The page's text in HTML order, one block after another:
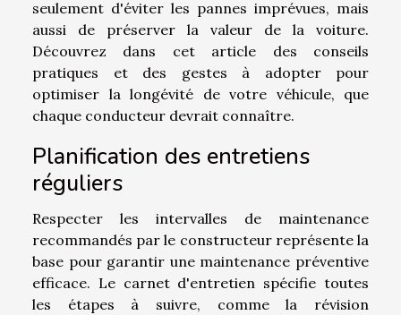
seulement d'éviter les pannes imprévues, mais
aussi de préserver la valeur de la voiture.
Découvrez dans cet article des conseils
pratiques et des gestes à adopter pour
optimiser la longévité de votre véhicule, que
chaque conducteur devrait connaître.
Planification des entretiens
réguliers
Respecter les intervalles de maintenance
recommandés par le constructeur représente la
base pour garantir une maintenance préventive
efficace. Le carnet d'entretien spécifie toutes
les étapes à suivre, comme la révision